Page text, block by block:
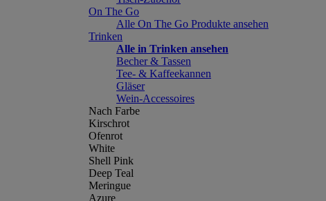
On The Go
Alle On The Go Produkte ansehen
Trinken
Alle in Trinken ansehen
Becher & Tassen
Tee- & Kaffeekannen
Gläser
Wein-Accessoires
Nach Farbe
Kirschrot
Ofenrot
White
Shell Pink
Deep Teal
Meringue
Azure